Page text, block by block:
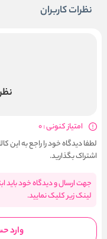
نظرات کاربران
امتیاز کنونی : 0
لطفا دیدگاه خود را راجع به این
اشتراک بگذارید.
جهت ارسال و دیدگاه خود باید
لینک زیر کلیک نمایید.
وارد